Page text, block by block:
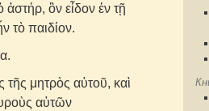
ὃν εἶδον ἐν τῇ
τὸ παιδίον.
τῆς μητρὸς αὐτοῦ, καὶ
αὐτῶν